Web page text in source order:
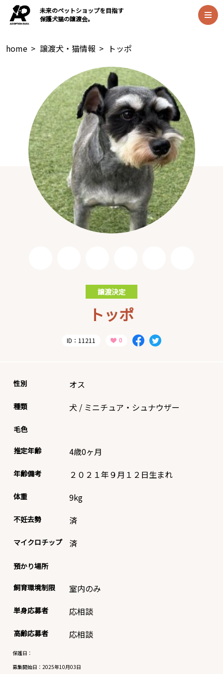
未来のペットショップを目指す
保護犬猫の譲渡会。
home > 譲渡犬・猫情報 > トッポ
譲渡決定
トッポ
ID：11211
性別 オス
種類 犬 / ミニチュア・シュナウザー
毛色
推定年齢 4歳0ヶ月
年齢備考 ２０２１年９月１２日生まれ
体重 9kg
不妊去勢 済
マイクロチップ 済
預かり場所
飼育環境制限 室内のみ
単身応募者 応相談
高齢応募者 応相談
保護日：
募集開始日： 2025年10月03日